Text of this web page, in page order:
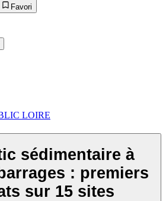
Favori
LOIRE
à
: premiers
sur 15 sites